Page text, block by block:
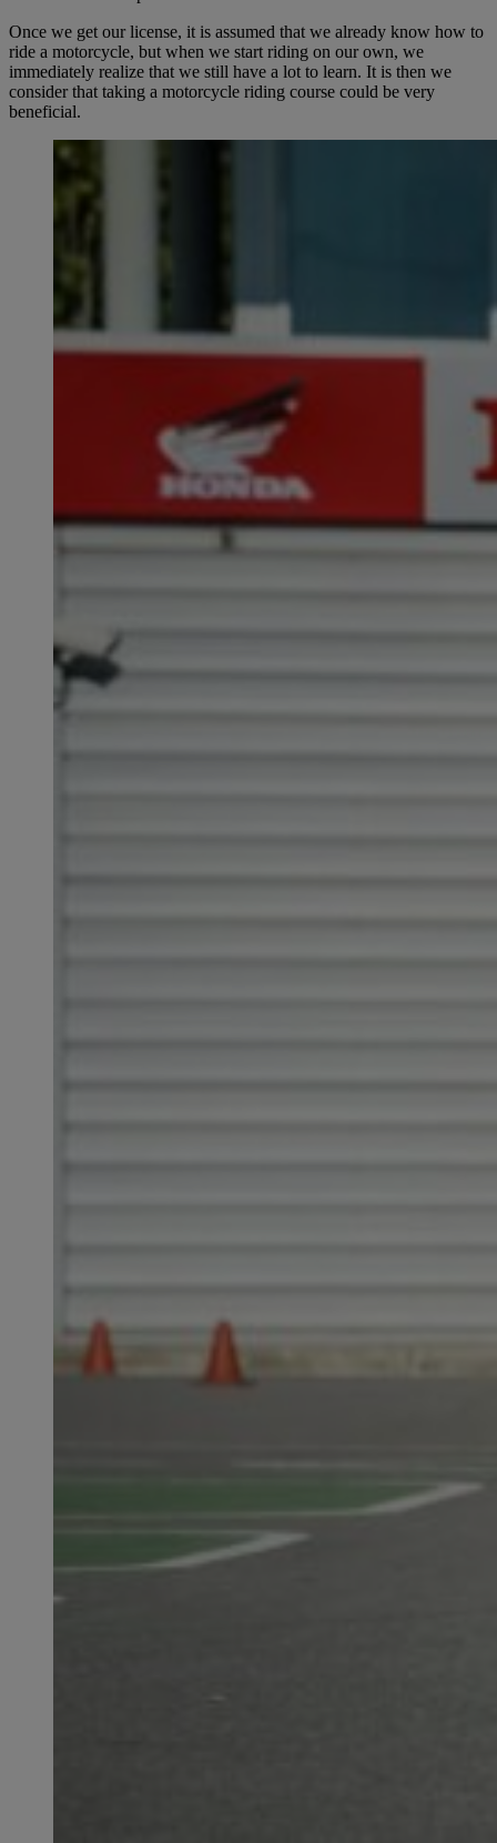
Once we get our license, it is assumed that we already know how to
ride a motorcycle, but when we start riding on our own, we
immediately realize that we still have a lot to learn. It is then we
consider that taking a motorcycle riding course could be very
beneficial.